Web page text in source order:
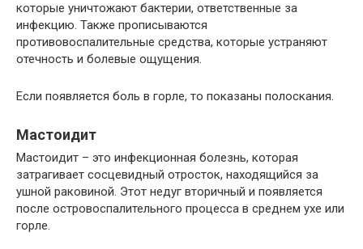
которые уничтожают бактерии, ответственные за
инфекцию. Также прописываются
противовоспалительные средства, которые устраняют
отечность и болевые ощущения.
Если появляется боль в горле, то показаны полоскания.
Мастоидит
Мастоидит – это инфекционная болезнь, которая
затрагивает сосцевидный отросток, находящийся за
ушной раковиной. Этот недуг вторичный и появляется
после островоспалительного процесса в среднем ухе или
горле.